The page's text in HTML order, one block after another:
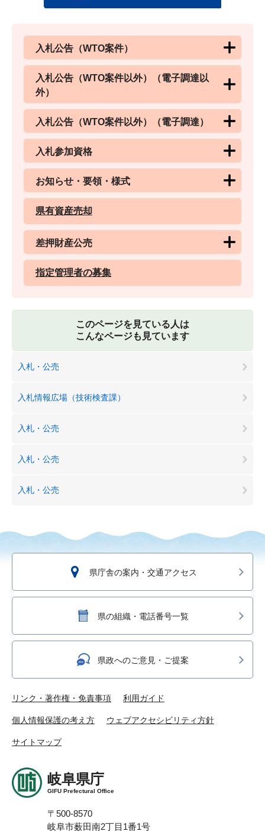
入札公告（WTO案件）
入札公告（WTO案件以外）（電子調達以
外）
入札公告（WTO案件以外）（電子調達）
入札参加資格
お知らせ・要領・様式
県有資産売却
差押財産公売
指定管理者の募集
このページを見ている人は
こんなページも見ています
入札・公売
入札情報広場（技術検査課）
入札・公売
入札・公売
入札・公売
県庁舎の案内・交通アクセス
県の組織・電話番号一覧
県政へのご意見・ご提案
リンク・著作権・免責事項 利用ガイド
個人情報保護の考え方 ウェブアクセシビリティ方針
サイトマップ
岐阜県庁
GIFU Prefectural Office
〒500-8570
岐阜市薮田南2丁目1番1号